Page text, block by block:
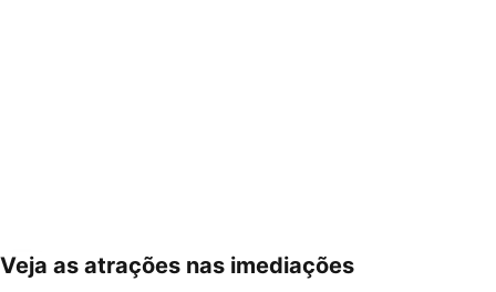
Ampliar mapa
Veja as atrações nas imediações